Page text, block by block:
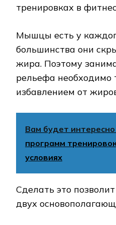
тренировках в
Мышцы есть у
большинства они
жира. Поэтому
рельефа необходимо
избавлением от
Вам будет интересно
программ
условиях
Сделать это
двух